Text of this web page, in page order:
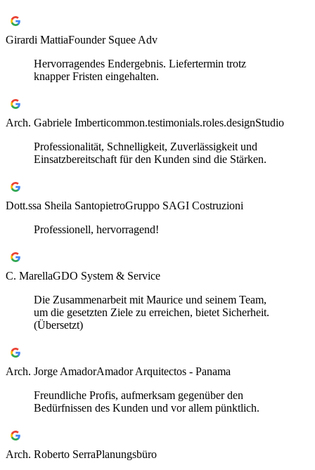
Girardi MattiaFounder Squee Adv
Hervorragendes Endergebnis. Liefertermin trotz
knapper Fristen eingehalten.
Arch. Gabriele Imberticommon.testimonials.roles.designStudio
Professionalität, Schnelligkeit, Zuverlässigkeit und
Einsatzbereitschaft für den Kunden sind die Stärken.
Dott.ssa Sheila SantopietroGruppo SAGI Costruzioni
Professionell, hervorragend!
C. MarellaGDO System & Service
Die Zusammenarbeit mit Maurice und seinem Team,
um die gesetzten Ziele zu erreichen, bietet Sicherheit.
(Übersetzt)
Arch. Jorge AmadorAmador Arquitectos - Panama
Freundliche Profis, aufmerksam gegenüber den
Bedürfnissen des Kunden und vor allem pünktlich.
Arch. Roberto SerraPlanungsbüro